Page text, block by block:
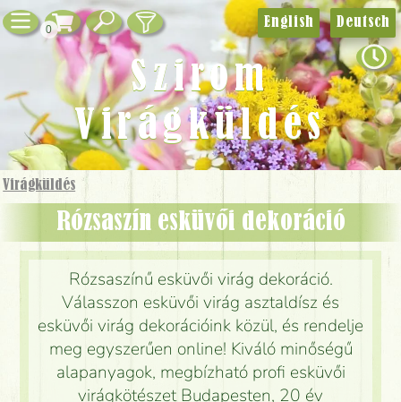
0
Virágküldés
Rózsaszín esküvői dekoráció
Rózsaszínű esküvői virág dekoráció.
Válasszon esküvői virág asztaldísz és
esküvői virág dekorációink közül, és rendelje
meg egyszerűen online! Kiváló minőségű
alapanyagok, megbízható profi esküvői
virágkötészet Budapesten, 20 év
English Deutsch
Szirom
Virágküldés